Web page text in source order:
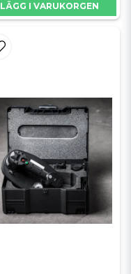
LÄGG I VARUKORGEN